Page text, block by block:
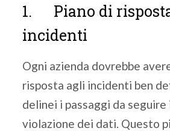
1. Piano di
incidenti
Ogni azienda dovrebbe
risposta agli incidenti ben
delinei i passaggi da seguire
violazione dei dati. Questo